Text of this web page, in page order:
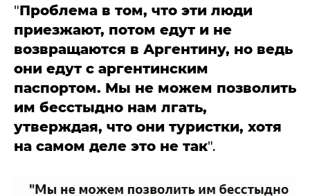
"Проблема в том, что эти люди
приезжают, потом едут и не
возвращаются в Аргентину, но ведь
они едут с аргентинским
паспортом. Мы не можем позволить
им бесстыдно нам лгать,
утверждая, что они туристки, хотя
на самом деле это не так".